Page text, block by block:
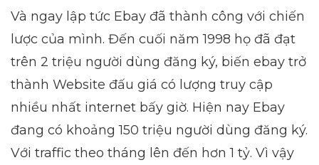
Và ngay lập tức Ebay đã thành công với chiến
lược của mình. Đến cuối năm 1998 họ đã đạt
trên 2 triệu người dùng đăng ký, biến ebay trở
thành Website đấu giá có lượng truy cập
nhiều nhất internet bấy giờ. Hiện nay Ebay
đang có khoảng 150 triệu người dùng đăng ký.
Với traffic theo tháng lên đến hơn 1 tỷ. Vì vậy